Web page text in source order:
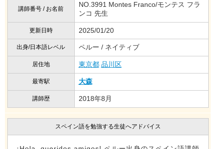
講師番号 / お名前
NO.3991 Montes Franco/モンテス フラ
ンコ 先生
更新日時 2025/01/20
出身/日本語レベル ペルー / ネイティブ
居住地 東京都 品川区
最寄駅 大森
講師歴 2018年8月
スペイン語を勉強する生徒へアドバイス